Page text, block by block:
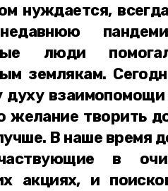
нуждается,
люди
землякам.
духу
желание творить
В наше время
в
акциях, и